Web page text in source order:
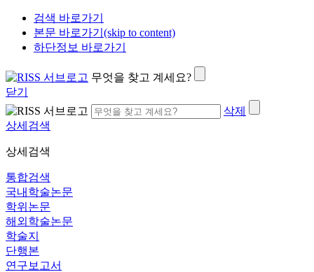
검색 바로가기
본문 바로가기(skip to content)
하단정보 바로가기
무엇을 찾고 계세요?
닫기
삭제
상세검색
상세검색
통합검색
국내학술논문
학위논문
해외학술논문
학술지
단행본
연구보고서